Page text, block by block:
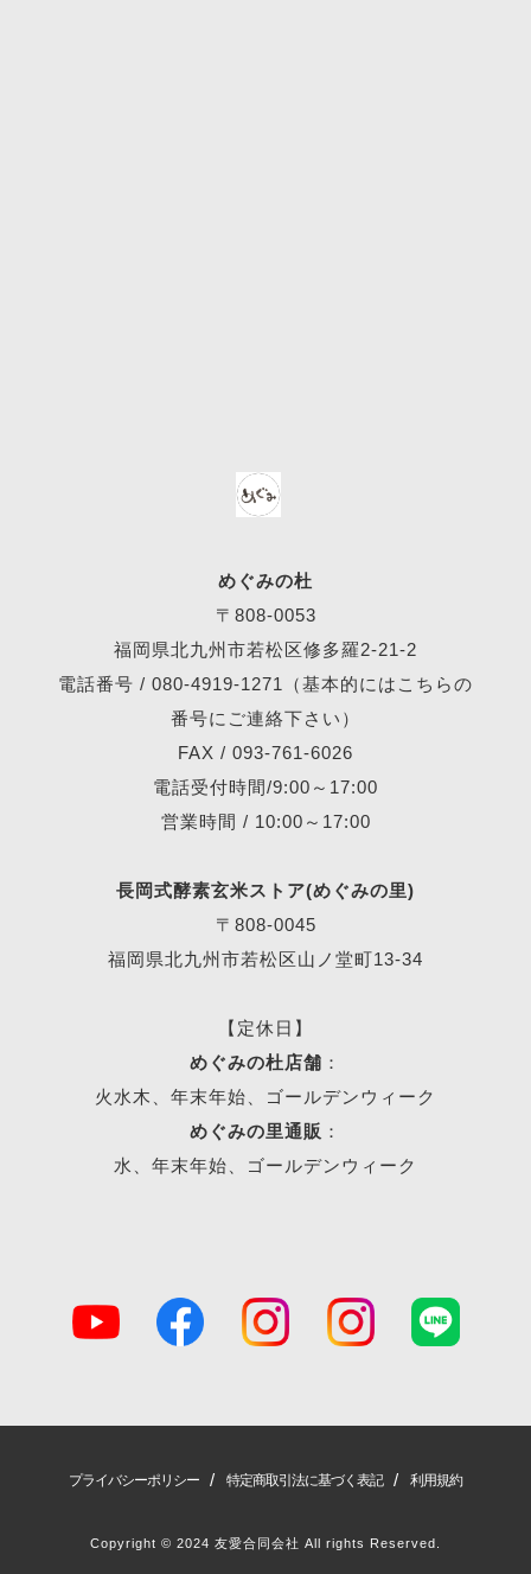
めぐみの杜
〒808-0053
福岡県北九州市若松区修多羅2-21-2
電話番号 / 080-4919-1271
（基本的にはこちらの
番号にご連絡下さい）
FAX / 093-761-6026
電話受付時間/9:00～17:00
営業時間 / 10:00～17:00
長岡式酵素玄米ストア(めぐみの里)
〒808-0045
福岡県北九州市若松区山ノ堂町13-34
【定休日】
めぐみの杜店舗 ：
火水木、年末年始、ゴールデンウィーク
めぐみの里通販 ：
水、年末年始、ゴールデンウィーク
プライバシーポリシー / 特定商取引法に基づく表記 / 利用規約
Copyright © 2024 友愛合同会社 All rights Reserved.